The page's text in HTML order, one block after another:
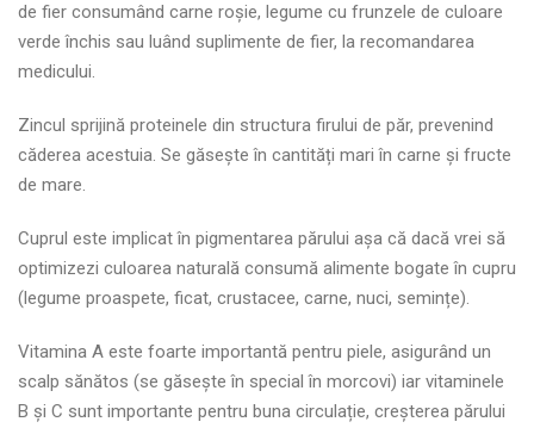
de fier consumând carne roșie, legume cu frunzele de culoare
verde închis sau luând suplimente de fier, la recomandarea
medicului.
Zincul sprijină proteinele din structura firului de păr, prevenind
căderea acestuia. Se găsește în cantități mari în carne și fructe
de mare.
Cuprul este implicat în pigmentarea părului așa că dacă vrei să
optimizezi culoarea naturală consumă alimente bogate în cupru
(legume proaspete, ficat, crustacee, carne, nuci, semințe).
Vitamina A este foarte importantă pentru piele, asigurând un
scalp sănătos (se găsește în special în morcovi) iar vitaminele
B și C sunt importante pentru buna circulație, creșterea părului